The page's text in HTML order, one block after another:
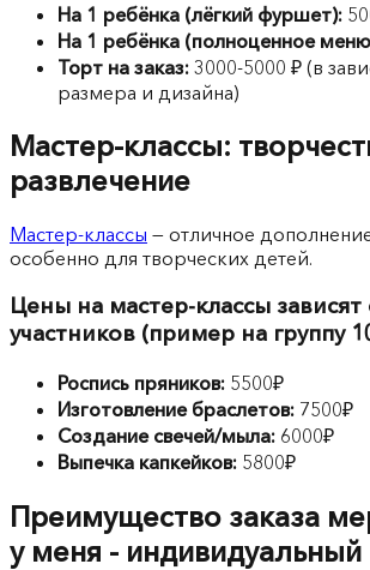
На 1 ребёнка (лёгкий фуршет):
На 1 ребёнка (полноценное
Торт на заказ: 3000-5000 ₽ (в
размера и дизайна)
Мастер-классы:
развлечение
Мастер-классы — отличное
особенно для творческих детей.
Цены на мастер-классы зависят
участников (пример на группу
Роспись пряников: 5500₽
Изготовление браслетов: 7500₽
Создание свечей/мыла: 6000₽
Выпечка капкейков: 5800₽
Преимущество заказа
у меня -